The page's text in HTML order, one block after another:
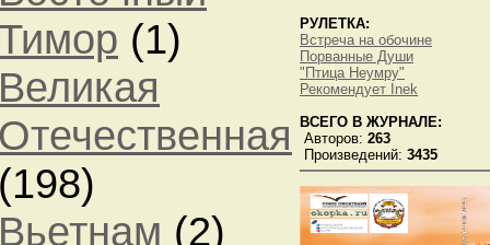
(1)
(2)
РУЛЕТКА:
Встреча на обочине
Порванные Души
"Птица Неумру"
Рекомендует Inek
ВСЕГО В ЖУРНАЛЕ:
Авторов: 263
Произведений: 3435